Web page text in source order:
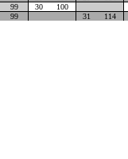
99 30 100
99 31 114